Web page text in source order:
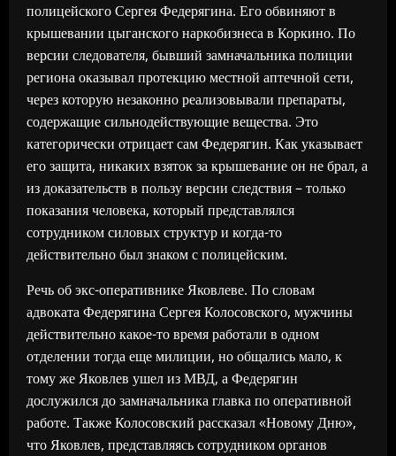
полицейского Сергея Федерягина. Его обвиняют в
крышевании цыганского наркобизнеса в Коркино. По
версии следователя, бывший замначальника полиции
региона оказывал протекцию местной аптечной сети,
через которую незаконно реализовывали препараты,
содержащие сильнодействующие вещества. Это
категорически отрицает сам Федерягин. Как указывает
его защита, никаких взяток за крышевание он не брал, а
из доказательств в пользу версии следствия – только
показания человека, который представлялся
сотрудником силовых структур и когда-то
действительно был знаком с полицейским.
Речь об экс-оперативнике Яковлеве. По словам
адвоката Федерягина Сергея Колосовского, мужчины
действительно какое-то время работали в одном
отделении тогда еще милиции, но общались мало, к
тому же Яковлев ушел из МВД, а Федерягин
дослужился до замначальника главка по оперативной
работе. Также Колосовский рассказал «Новому Дню»,
что Яковлев, представляясь сотрудником органов